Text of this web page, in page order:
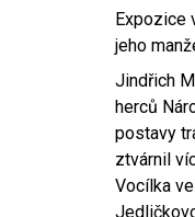
Expozice
jeho
Jindřich
herců
postavy
ztvárnil
Vocílka